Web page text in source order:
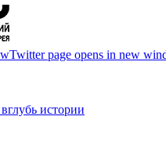
Twitter page opens in new
истории